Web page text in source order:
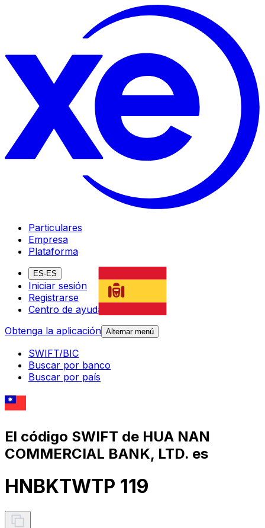
Particulares
Empresa
Plataforma
ES-ES
Iniciar sesión
Registrarse
Centro de ayuda
Obtenga la aplicación Alternar menú
SWIFT/BIC
Buscar por banco
Buscar por país
El código SWIFT de HUA NAN
COMMERCIAL BANK, LTD. es
HNBKTWTP 119